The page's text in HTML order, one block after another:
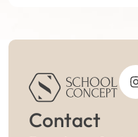
Contact